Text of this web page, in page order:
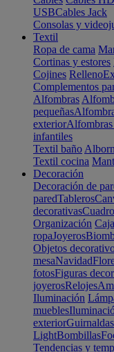
USBCables Jack
Consolas y
Textil
Ropa de cama
Cortinas y estores
Cojines Relleno
Complementos
Alfombras
pequeñas
exteriorAlfombras
infantiles
Textil baño
Textil cocina
Decoración
Decoración de
paredTableros
decorativas
Organización
ropaJoyeros
Objetos
mesaNavidad
fotosFiguras
joyerosRelojes
Iluminación
muebles
exteriorGuirnaldas
LightBombillas
Tendencias y